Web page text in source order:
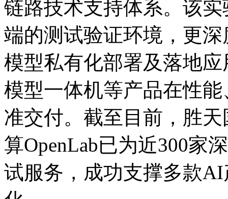
链路技术支持体系。该
端的测试验证环境，更
模型私有化部署及落地应
模型一体机等产品在性能
准交付。截至目前，
算OpenLab已为近300家
试服务，成功支撑多